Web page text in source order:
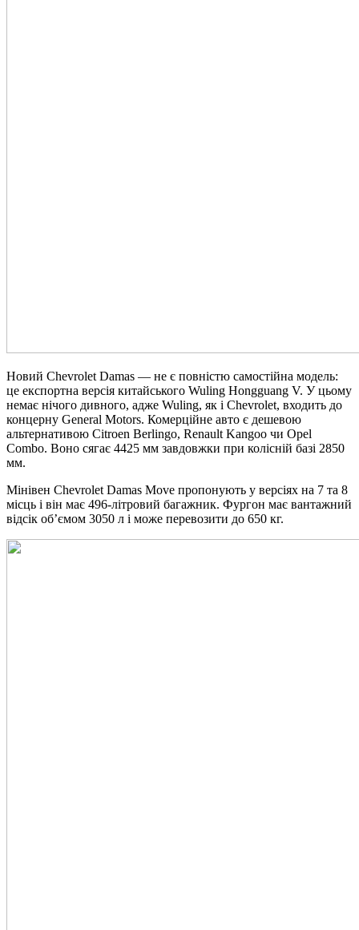
Новий Chevrolet Damas — не є повністю самостійна модель:
це експортна версія китайського Wuling Hongguang V. У цьому
немає нічого дивного, адже Wuling, як і Chevrolet, входить до
концерну General Motors. Комерційне авто є дешевою
альтернативою Citroen Berlingo, Renault Kangoo чи Opel
Combo. Воно сягає 4425 мм завдовжки при колісній базі 2850
мм.
Мінівен Chevrolet Damas Move пропонують у версіях на 7 та 8
місць і він має 496-літровий багажник. Фургон має вантажний
відсік об’ємом 3050 л і може перевозити до 650 кг.